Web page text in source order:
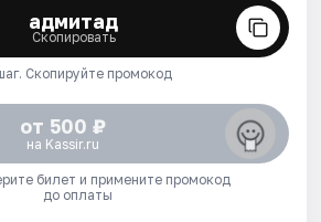
адмитад
Скопировать
Скопируйте промокод
от 500 ₽
на Kassir.ru
билет и примените промокод
до оплаты